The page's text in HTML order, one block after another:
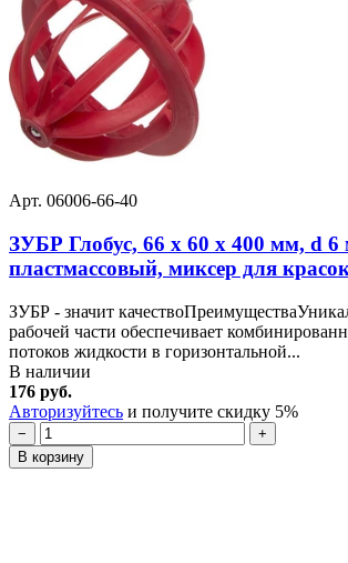
Арт. 06006-66-40
ЗУБР Глобус, 66 х 60 х 400 мм, d 6
пластмассовый, миксер для
ЗУБР - значит
рабочей части обеспечивает
потоков жидкости в горизонтальной...
В наличии
176 руб.
Авторизуйтесь и получите скидку 5%
−
+
В корзину